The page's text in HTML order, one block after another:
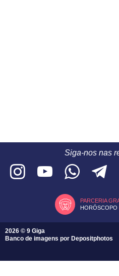
Siga-nos nas
PARCERIA
2026 © 9 Giga
Banco de imagens por Depositphotos